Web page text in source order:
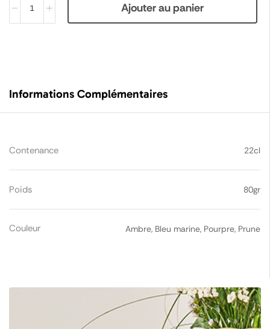
Ajouter au panier
Informations Complémentaires
Contenance 22cl
Poids 80gr
Couleur Ambre, Bleu marine, Pourpre, Prune